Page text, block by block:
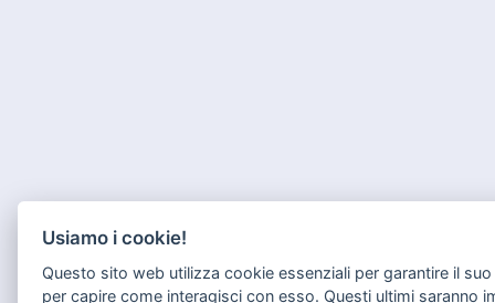
Usiamo i cookie!
Questo sito web utilizza cookie essenziali per garantire il
per capire come interagisci con esso. Questi ultimi saranno